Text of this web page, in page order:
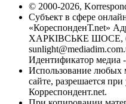
© 2000-2026,
Субъект в сфере
«КореспонденТ.net»
ХАРКІВСЬКЕ ШОСЕ,
Идентификатор медиа
Использование любых
сайте, разрешается
Корреспондент.net.